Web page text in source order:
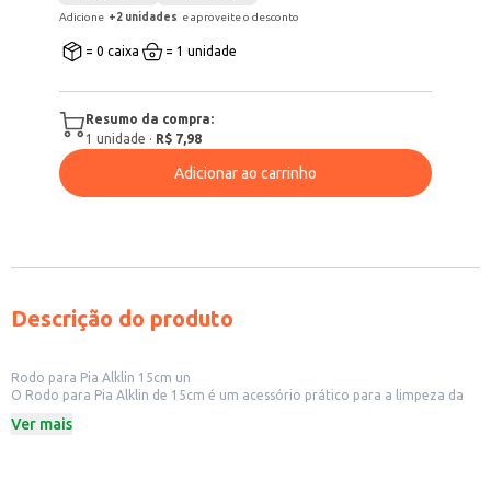
Adicione +2 unidades e aproveite o desconto
= 0 caixa = 1 unidade
Resumo da compra:
1 unidade · R$ 7,98
Adicionar ao carrinho
Descrição do produto
Rodo para Pia Alklin 15cm un
O Rodo para Pia Alklin de 15cm é um acessório prático para a limpeza da
bancadas e outras superfícies lisas, este rodo auxilia na manutenção da
Ver mais